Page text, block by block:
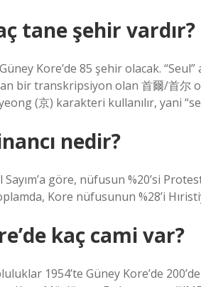
tane şehir vardır?
Kore’de 85 şehir olacak.
bir transkripsiyon olan 首爾/首尔
(京) karakteri kullanılır, yani
nedir?
Sayım’a göre, nüfusun %20’si
Kore nüfusunun %28’i
kaç cami var?
1954’te Güney Kore’de